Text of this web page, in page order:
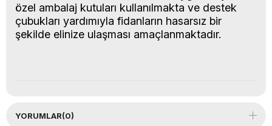
özel ambalaj kutuları kullanılmakta ve destek
çubukları yardımıyla fidanların hasarsız bir
şekilde elinize ulaşması amaçlanmaktadır.
YORUMLAR(0)